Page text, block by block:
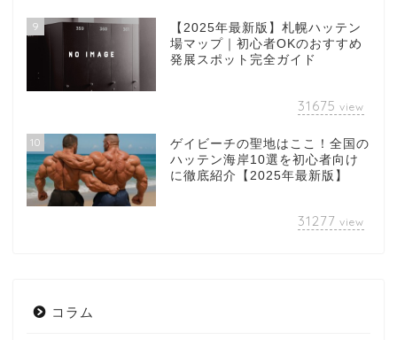
9
【2025年最新版】札幌ハッテン
場マップ｜初心者OKのおすすめ
発展スポット完全ガイド
31675 view
10
ゲイビーチの聖地はここ！全国の
ハッテン海岸10選を初心者向け
に徹底紹介【2025年最新版】
31277 view
コラム